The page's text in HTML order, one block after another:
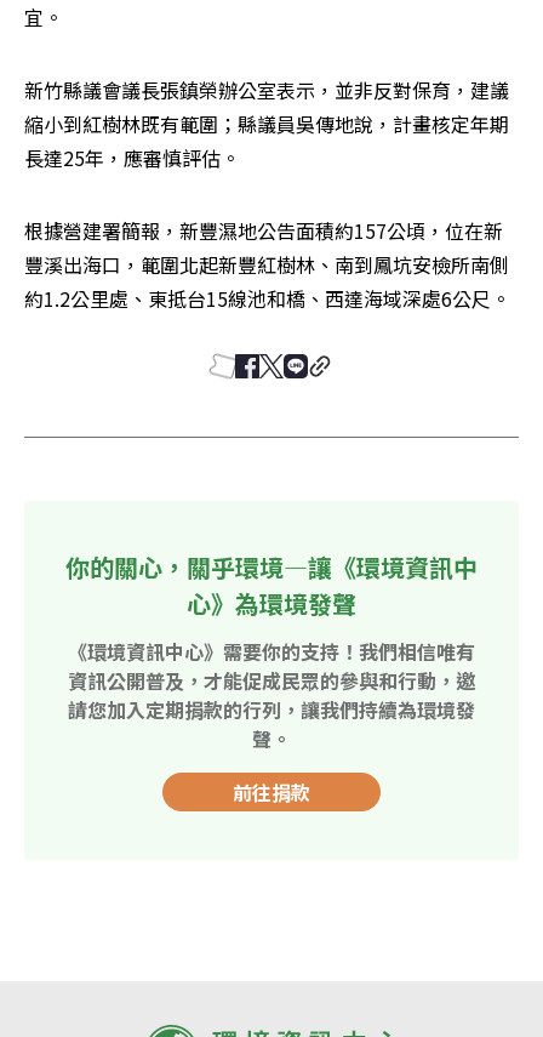
宜。
新竹縣議會議長張鎮榮辦公室表示，並非反對保育，建議
縮小到紅樹林既有範圍；縣議員吳傳地說，計畫核定年期
長達25年，應審慎評估。
根據營建署簡報，新豐濕地公告面積約157公頃，位在新
豐溪出海口，範圍北起新豐紅樹林、南到鳳坑安檢所南側
約1.2公里處、東抵台15線池和橋、西達海域深處6公尺。
你的關心，關乎環境—讓《環境資訊中
心》為環境發聲
《環境資訊中心》需要你的支持！我們相信唯有
資訊公開普及，才能促成民眾的參與和行動，邀
請您加入定期捐款的行列，讓我們持續為環境發
聲。
前往捐款